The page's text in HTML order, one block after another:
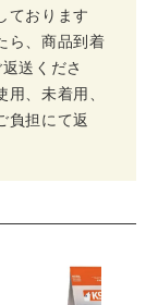
ております
ら、商品到着
送くださ
、未着用、
負担にて返